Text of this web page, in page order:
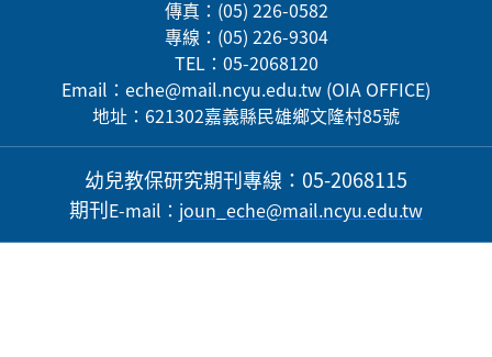
傳真：(05) 226-0582
專線：(05) 226-9304
TEL：05-2068120
Email： eche@mail.ncyu.edu.tw (OIA OFFICE)
地址：621302嘉義縣民雄鄉文隆村85號
幼兒教保研究期刊專線：05-2068115
期刊E-mail ： joun_eche@mail.ncyu.edu.tw